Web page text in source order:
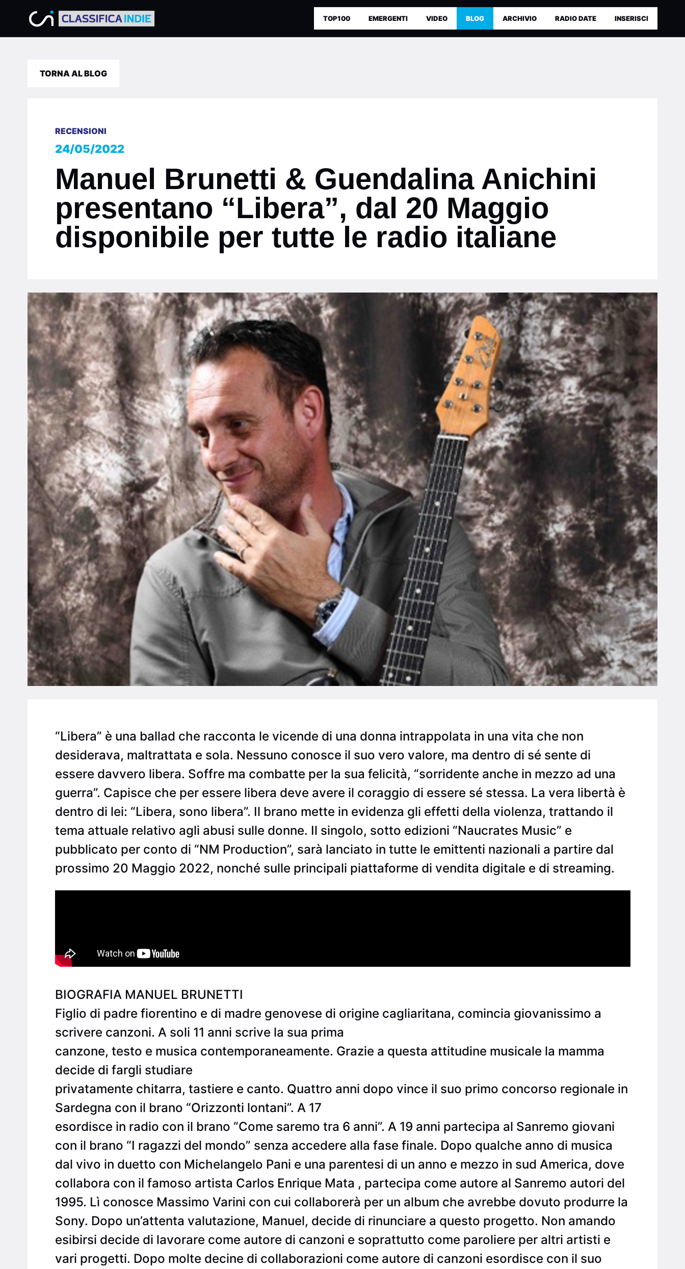
TOP100 EMERGENTI VIDEO BLOG ARCHIVIO RADIO DATE INSERISCI
TORNA AL BLOG
RECENSIONI
24/05/2022
Manuel Brunetti & Guendalina Anichini
presentano “Libera”, dal 20 Maggio
disponibile per tutte le radio italiane
“Libera” è una ballad che racconta le vicende di una donna intrappolata in una vita che non
desiderava, maltrattata e sola. Nessuno conosce il suo vero valore, ma dentro di sé sente di
essere davvero libera. Soffre ma combatte per la sua felicità, “sorridente anche in mezzo ad una
guerra”. Capisce che per essere libera deve avere il coraggio di essere sé stessa. La vera libertà è
dentro di lei: “Libera, sono libera”. Il brano mette in evidenza gli effetti della violenza, trattando il
tema attuale relativo agli abusi sulle donne. Il singolo, sotto edizioni “Naucrates Music” e
pubblicato per conto di “NM Production”, sarà lanciato in tutte le emittenti nazionali a partire dal
prossimo 20 Maggio 2022, nonché sulle principali piattaforme di vendita digitale e di streaming.
BIOGRAFIA MANUEL BRUNETTI
Figlio di padre fiorentino e di madre genovese di origine cagliaritana, comincia giovanissimo a
scrivere canzoni. A soli 11 anni scrive la sua prima
canzone, testo e musica contemporaneamente. Grazie a questa attitudine musicale la mamma
decide di fargli studiare
privatamente chitarra, tastiere e canto. Quattro anni dopo vince il suo primo concorso regionale in
Sardegna con il brano “Orizzonti lontani”. A 17
esordisce in radio con il brano “Come saremo tra 6 anni”. A 19 anni partecipa al Sanremo giovani
con il brano “I ragazzi del mondo” senza accedere alla fase finale. Dopo qualche anno di musica
dal vivo in duetto con Michelangelo Pani e una parentesi di un anno e mezzo in sud America, dove
collabora con il famoso artista Carlos Enrique Mata , partecipa come autore al Sanremo autori del
1995. Lì conosce Massimo Varini con cui collaborerà per un album che avrebbe dovuto produrre la
Sony. Dopo un’attenta valutazione, Manuel, decide di rinunciare a questo progetto. Non amando
esibirsi decide di lavorare come autore di canzoni e soprattutto come paroliere per altri artisti e
vari progetti. Dopo molte decine di collaborazioni come autore di canzoni esordisce con il suo